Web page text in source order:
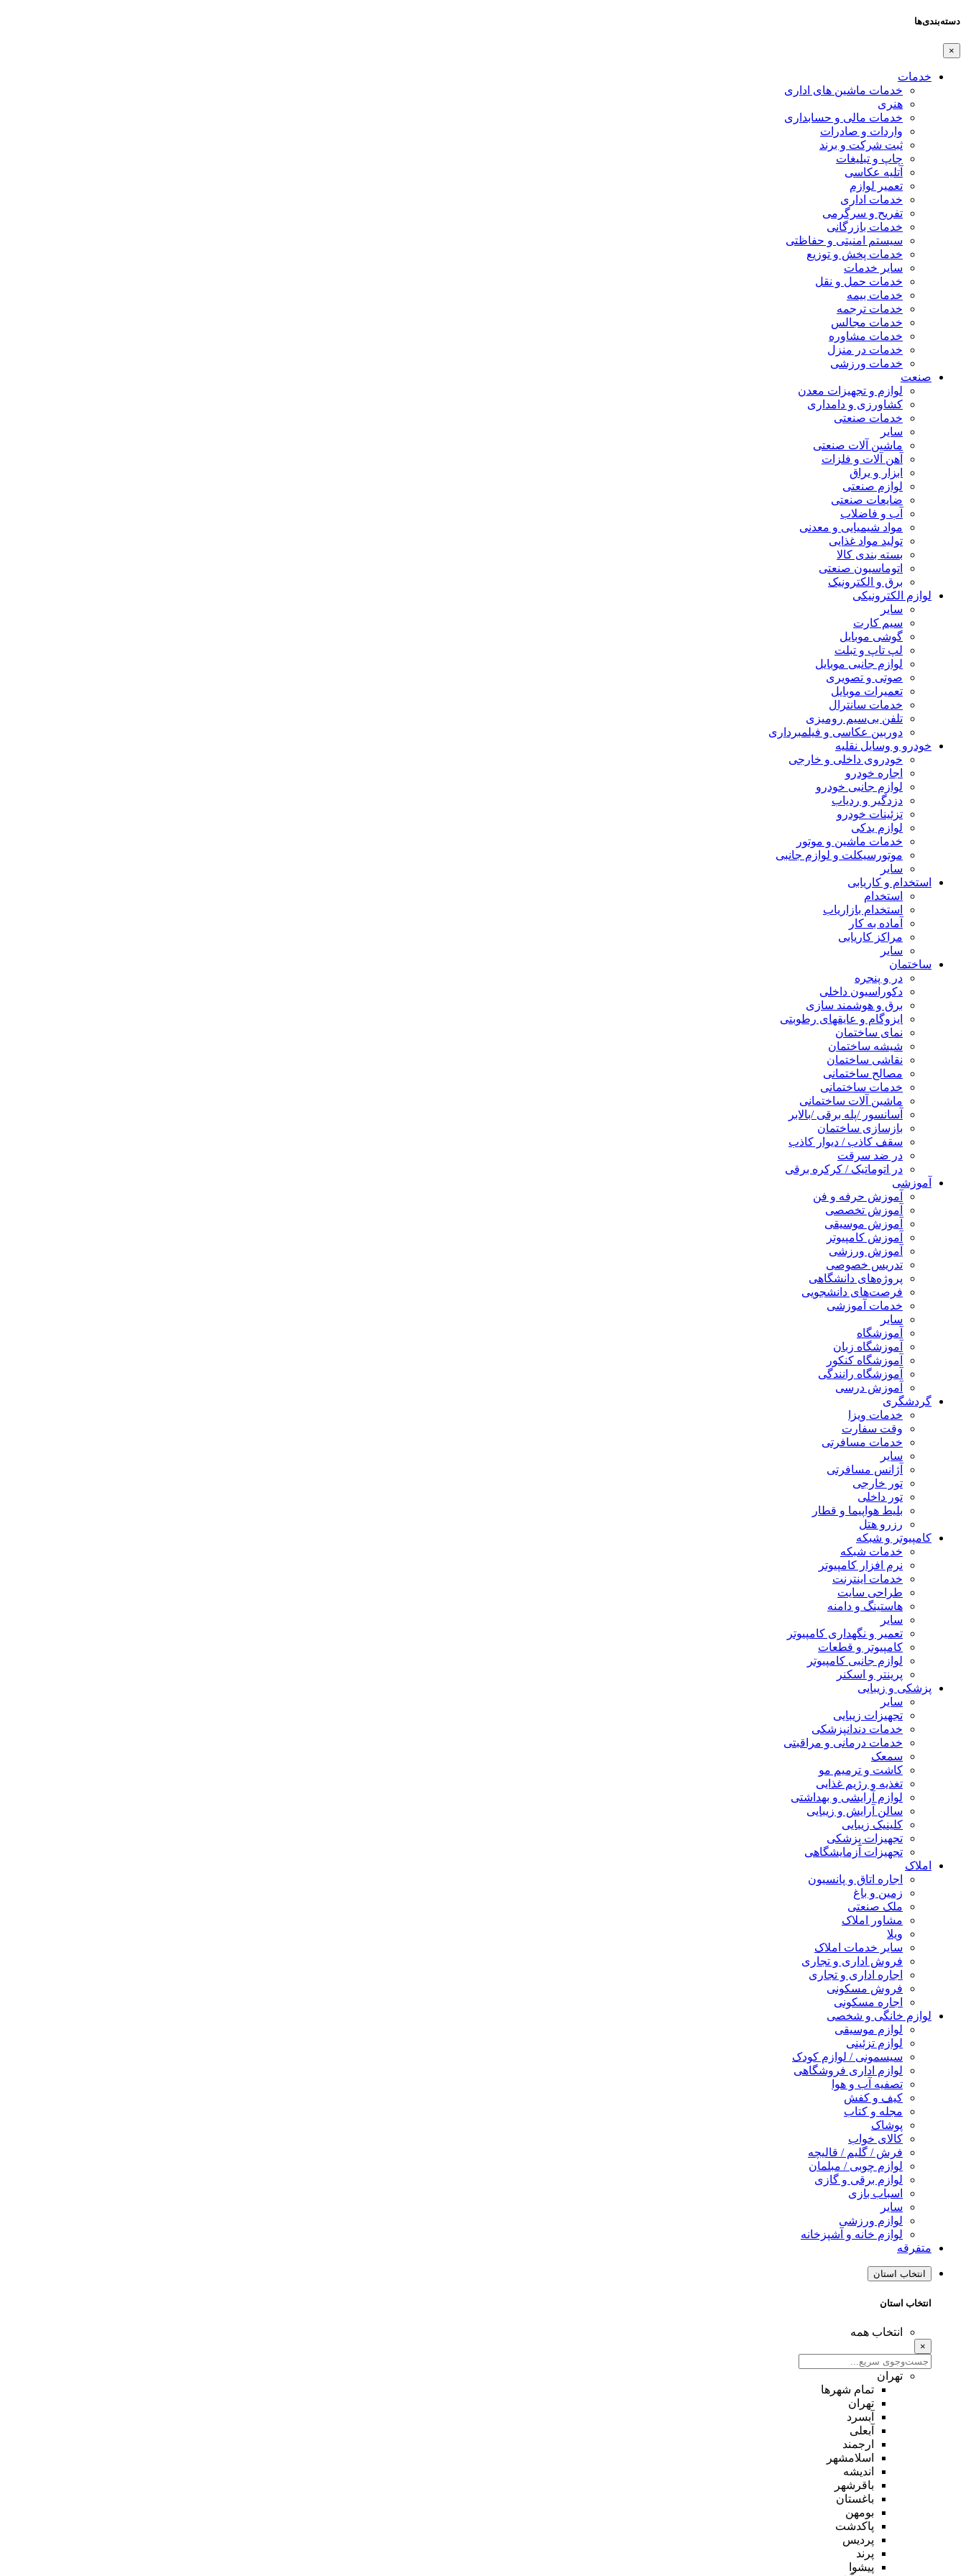
دسته‌بندی‌ها
×
خدمات
خدمات ماشین های اداری
هنری
خدمات مالی و حسابداری
واردات و صادرات
ثبت شرکت و برند
چاپ و تبلیغات
آتلیه عکاسی
تعمیر لوازم
خدمات اداری
تفریح و سرگرمی
خدمات بازرگانی
سیستم امنیتی و حفاظتی
خدمات پخش و توزیع
سایر خدمات
خدمات حمل و نقل
خدمات بیمه
خدمات ترجمه
خدمات مجالس
خدمات مشاوره
خدمات در منزل
خدمات ورزشی
صنعت
لوازم و تجهیزات معدن
کشاورزی و دامداری
خدمات صنعتی
سایر
ماشین آلات صنعتی
آهن آلات و فلزات
ابزار و یراق
لوازم صنعتی
ضایعات صنعتی
آب و فاضلاب
مواد شیمیایی و معدنی
تولید مواد غذایی
بسته بندی کالا
اتوماسیون صنعتی
برق و الکترونیک
لوازم الکترونیکی
سایر
سیم کارت
گوشی موبایل
لپ تاپ و تبلت
لوازم جانبی موبایل
صوتی و تصویری
تعمیرات موبایل
خدمات سانترال
تلفن بی‌سیم رومیزی
دوربین عکاسی و فیلمبرداری
خودرو و وسایل نقلیه
خودروی داخلی و خارجی
اجاره خودرو
لوازم جانبی خودرو
دزدگیر و ردیاب
تزئینات خودرو
لوازم یدکی
خدمات ماشین و موتور
موتورسیکلت و لوازم جانبی
سایر
استخدام و کاریابی
استخدام
استخدام بازاریاب
آماده به کار
مراکز کاریابی
سایر
ساختمان
در و پنجره
دکوراسیون داخلی
برق و هوشمند سازی
ایزوگام و عایقهای رطوبتی
نمای ساختمان
شیشه ساختمان
نقاشی ساختمان
مصالح ساختمانی
خدمات ساختمانی
ماشین آلات ساختمانی
آسانسور /پله برقی /بالابر
بازسازی ساختمان
سقف کاذب / دیوار کاذب
در ضد سرقت
در اتوماتیک / کرکره برقی
آموزشی
آموزش حرفه و فن
آموزش تخصصی
آموزش موسیقی
آموزش کامپیوتر
آموزش ورزشی
تدریس خصوصی
پروژه‌های دانشگاهی
فرصت‌های دانشجویی
خدمات آموزشی
سایر
آموزشگاه
آموزشگاه زبان
آموزشگاه کنکور
آموزشگاه رانندگی
آموزش درسی
گردشگری
خدمات ویزا
وقت سفارت
خدمات مسافرتی
سایر
آژانس مسافرتی
تور خارجی
تور داخلی
بلیط هواپیما و قطار
رزرو هتل
کامپیوتر و شبکه
خدمات شبکه
نرم افزار کامپیوتر
خدمات اینترنت
طراحی سایت
هاستینگ و دامنه
سایر
تعمیر و نگهداری کامپیوتر
کامپیوتر و قطعات
لوازم جانبی کامپیوتر
پرینتر و اسکنر
پزشکی و زیبایی
سایر
تجهیزات زیبایی
خدمات دندانپزشکی
خدمات درمانی و مراقبتی
سمعک
کاشت و ترمیم مو
تغذیه و رژیم غذایی
لوازم آرایشی و بهداشتی
سالن آرایش و زیبایی
کلینیک زیبایی
تجهیزات پزشکی
تجهیزات آزمایشگاهی
املاک
اجاره اتاق و پانسیون
زمین و باغ
ملک صنعتی
مشاور املاک
ویلا
سایر خدمات املاک
فروش اداری و تجاری
اجاره اداری و تجاری
فروش مسکونی
اجاره مسکونی
لوازم خانگی و شخصی
لوازم موسیقی
لوازم تزئینی
سیسمونی / لوازم کودک
لوازم اداری فروشگاهی
تصفیه آب و هوا
کیف و کفش
مجله و کتاب
پوشاک
کالای خواب
فرش / گلیم / قالیچه
لوازم چوبی / مبلمان
لوازم برقی و گازی
اسباب بازی
سایر
لوازم ورزشی
لوازم خانه و آشپزخانه
متفرقه
انتخاب استان
انتخاب استان
انتخاب همه
×
تهران
تمام شهر‌ها
تهران
آبسرد
آبعلی
ارجمند
اسلامشهر
اندیشه
باقرشهر
باغستان
بومهن
پاکدشت
پردیس
پرند
پیشوا